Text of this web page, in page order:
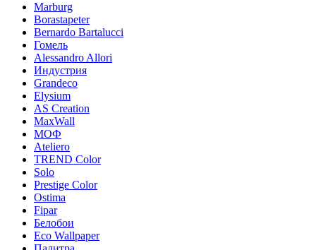
Marburg
Borastapeter
Bernardo Bartalucci
Гомель
Alessandro Allori
Индустрия
Grandeco
Elysium
AS Creation
MaxWall
МОФ
Ateliero
TREND Color
Solo
Prestige Color
Ostima
Fipar
Белобои
Eco Wallpaper